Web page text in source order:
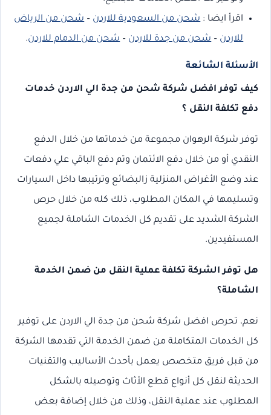
اقرأ ايضا :شحن من السعودية للاردن –شحن من الرياض
للاردن –شحن من جدة للاردن –شحن من الدمام للاردن.
الأسئلة الشائعة
كيف توفر افضل شركة شحن من جدة الي الاردن خدمات
دفع تكلفة النقل ؟
توفر شركة الرهوان مجموعة من خدماتها من خلال الدفع
النقدي أو من خلال دفع الائتمان وتم دفع الباقي علي دفعات
عند وضع الأغراض المنزلية زالبضائع وترتيبها داخل السيارات
وتسليمها في المكان المطلوب، ذلك كله من خلال حرص
الشركة الشديد على تقديم كل الخدمات الشاملة لجميع
المستفيدين.
هل توفر الشركة تكلفة عملية النقل من ضمن الخدمة
الشاملة؟
نعم، تحرص افضل شركة شحن من جدة الي الاردن على توفير
كل الخدمات المتكاملة من ضمن الخدمة التي تقدمها الشركة
من قبل فريق متخصص يعمل بأحدث الأساليب والتقنيات
الحديثة لنقل كل أنواع قطع الأثاث وتوصيله بالشكل
المطلوب عند عملية النقل، وذلك من خلال إضافة بعض